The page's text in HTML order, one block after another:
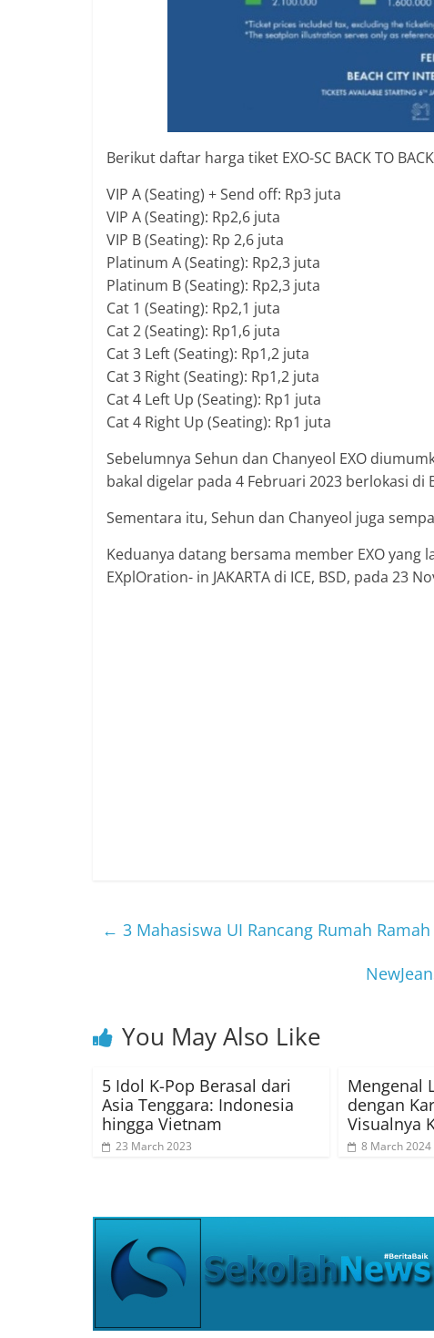
Berikut daftar harga tiket EXO-SC BACK TO
VIP A (Seating) + Send off: Rp3 juta
VIP A (Seating): Rp2,6 juta
VIP B (Seating): Rp 2,6 juta
Platinum A (Seating): Rp2,3 juta
Platinum B (Seating): Rp2,3 juta
Cat 1 (Seating): Rp2,1 juta
Cat 2 (Seating): Rp1,6 juta
Cat 3 Left (Seating): Rp1,2 juta
Cat 3 Right (Seating): Rp1,2 juta
Cat 4 Left Up (Seating): Rp1 juta
Cat 4 Right Up (Seating): Rp1 juta
Sebelumnya Sehun dan Chanyeol EXO
bakal digelar pada 4 Februari 2023 berlokasi
Sementara itu, Sehun dan Chanyeol juga
Keduanya datang bersama member EXO yang
EXplOration- in JAKARTA di ICE, BSD, pada 23
← 3 Mahasiswa UI Rancang Rumah
You May Also Like
5 Idol K-Pop Berasal dari
Asia Tenggara: Indonesia
hingga Vietnam
23 March 2023
Mengenal
dengan
Visualnya
8 March 2024